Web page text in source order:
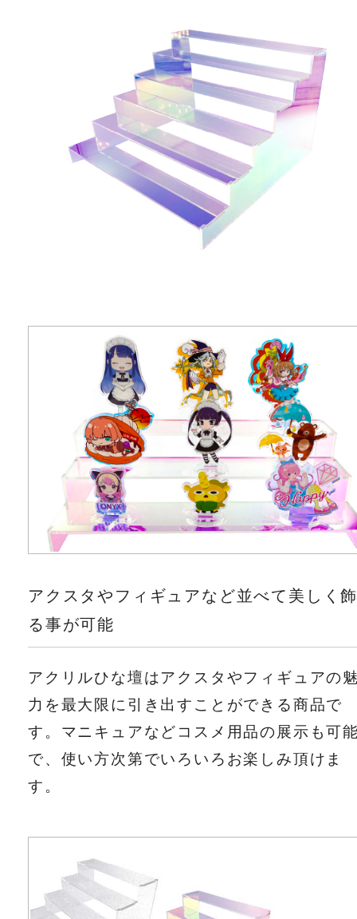
アクスタやフィギュアなど並べて美しく
る事が可能
アクリルひな壇はアクスタやフィギュアの
力を最大限に引き出すことができる商品で
す。マニキュアなどコスメ用品の展示も可
で、使い方次第でいろいろお楽しみ頂けま
す。